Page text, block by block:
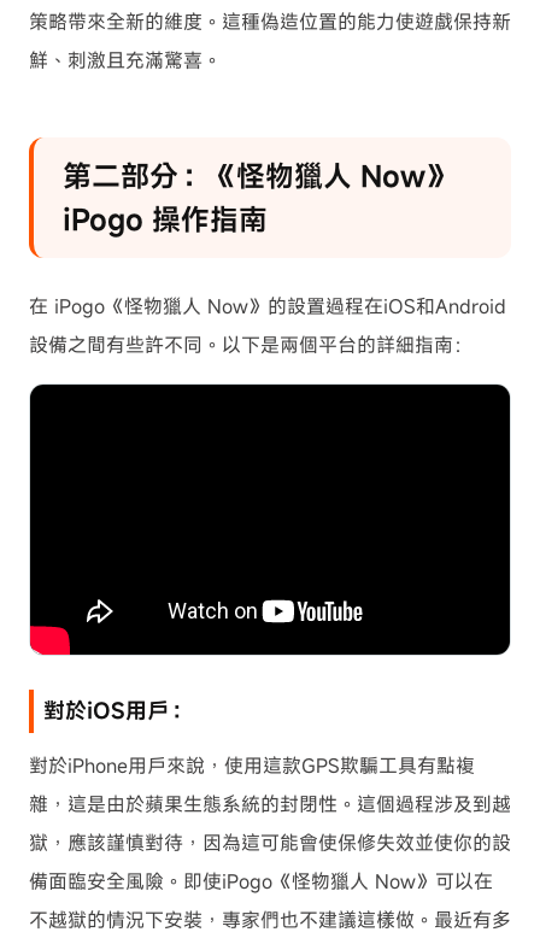
策略帶來全新的維度。這種偽造位置的能力使遊戲保持新
鮮、刺激且充滿驚喜。
第二部分：《怪物獵人 Now》
iPogo 操作指南
在 iPogo《怪物獵人 Now》的設置過程在iOS和Android
設備之間有些許不同。以下是兩個平台的詳細指南：
對於iOS用戶：
對於iPhone用戶來說，使用這款GPS欺騙工具有點複
雜，這是由於蘋果生態系統的封閉性。這個過程涉及到越
獄，應該謹慎對待，因為這可能會使保修失效並使你的設
備面臨安全風險。即使iPogo《怪物獵人 Now》可以在
不越獄的情況下安裝，專家們也不建議這樣做。最近有多